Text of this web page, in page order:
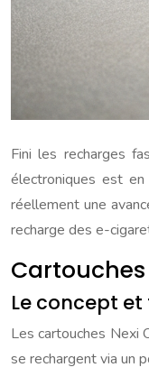
Fini les recharges
électroniques est
réellement une
recharge des e-
Le concept
Les cartouches Nexi
se rechargent via un